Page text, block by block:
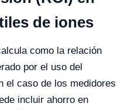
de iones
como la relación
por el uso del
el caso de los medidores
incluir ahorro en